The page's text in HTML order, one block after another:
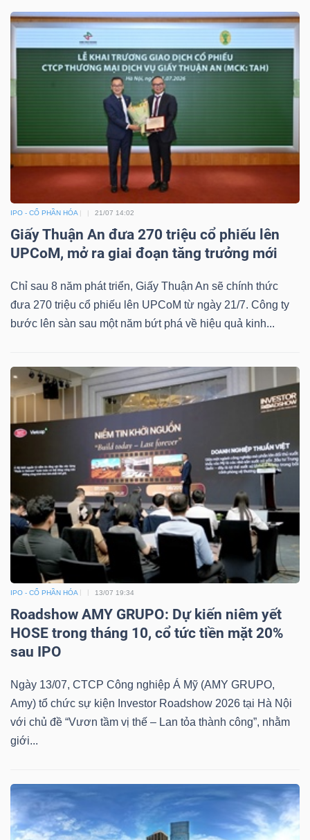
IPO - CỔ PHẦN HÓA 21/07 14:02
Giấy Thuận An đưa 270 triệu cổ phiếu lên
UPCoM, mở ra giai đoạn tăng trưởng mới
Chỉ sau 8 năm phát triển, Giấy Thuận An sẽ chính thức
đưa 270 triệu cổ phiếu lên UPCoM từ ngày 21/7. Công ty
bước lên sàn sau một năm bứt phá về hiệu quả kinh...
IPO - CỔ PHẦN HÓA 13/07 19:34
Roadshow AMY GRUPO: Dự kiến niêm yết
HOSE trong tháng 10, cổ tức tiền mặt 20%
sau IPO
Ngày 13/07, CTCP Công nghiệp Á Mỹ (AMY GRUPO,
Amy) tổ chức sự kiện Investor Roadshow 2026 tại Hà Nội
với chủ đề “Vươn tầm vị thế – Lan tỏa thành công”, nhằm
giới...